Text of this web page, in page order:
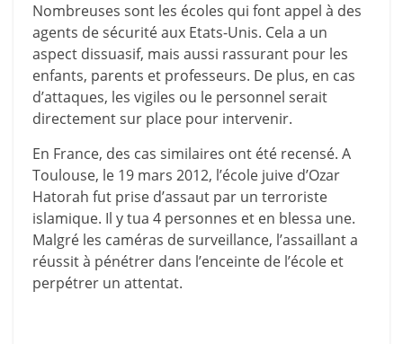
Nombreuses sont les écoles qui font appel à des
agents de sécurité aux Etats-Unis. Cela a un
aspect dissuasif, mais aussi rassurant pour les
enfants, parents et professeurs. De plus, en cas
d’attaques, les vigiles ou le personnel serait
directement sur place pour intervenir.
En France, des cas similaires ont été recensé. A
Toulouse, le 19 mars 2012, l’école juive d’Ozar
Hatorah fut prise d’assaut par un terroriste
islamique. Il y tua 4 personnes et en blessa une.
Malgré les caméras de surveillance, l’assaillant a
réussit à pénétrer dans l’enceinte de l’école et
perpétrer un attentat.